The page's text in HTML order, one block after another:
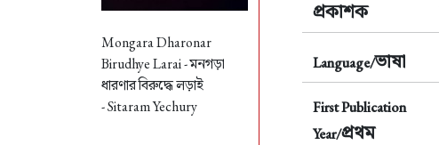
Mongara Dharonar
Birudhye Larai -মনগড়া
ধারণার বিরুদ্ধে লড়াই
- Sitaram Yechury
প্রকাশক
Language/ভাষা
First Publication
Year/প্রথম